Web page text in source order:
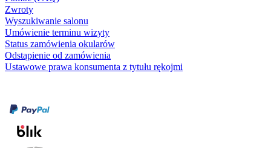
Zwroty
Wyszukiwanie salonu
Umówienie terminu wizyty
Status zamówienia okularów
Odstąpienie od zamówienia
Ustawowe prawa konsumenta z tytułu rękojmi